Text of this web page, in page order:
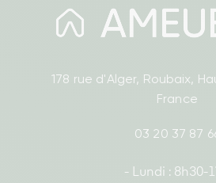
178 rue d'Alger, Roubaix,
France
03 20 37 87
- Lundi : 8h30-